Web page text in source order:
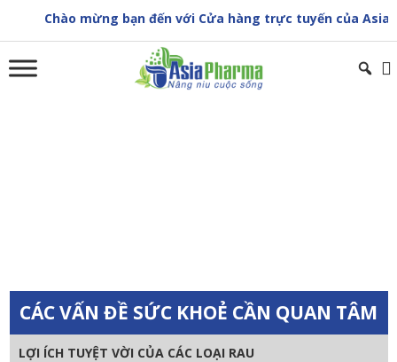
content
Chào mừng bạn đến với Cửa hàng trực tuyến của Asia
CÁC VẤN ĐỀ SỨC KHOẺ CẦN QUAN TÂM
LỢI ÍCH TUYỆT VỜI CỦA CÁC LOẠI RAU